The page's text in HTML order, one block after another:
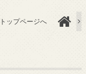
トップページへ